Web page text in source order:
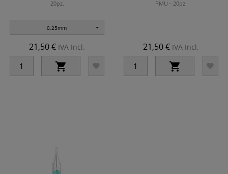
20pz.
0.25mm
21,50 € IVA Incl.
 
PMU - 20pz.
21,50 € IVA Incl.
 